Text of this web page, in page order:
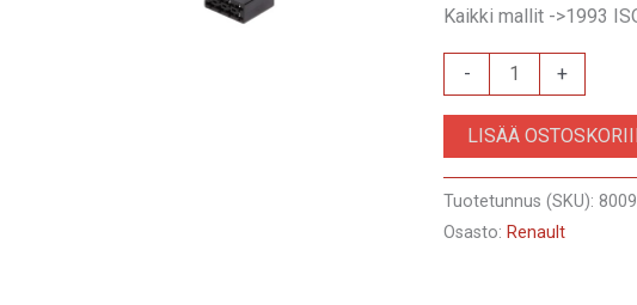
Kaikki mallit ->1993
-
ZRS-
AS-
18B
määrä
+
LISÄÄ
Tuotetunnus (SKU):
Osasto: Renault